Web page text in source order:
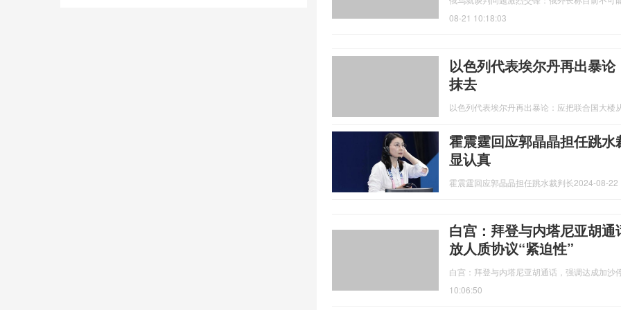
08-21 10:18:03
以色列代表埃尔丹再出暴
抹去
以色列代表埃尔丹再出暴论：应把联合国大楼
霍震霆回应郭晶晶担任跳
显认真
霍震霆回应郭晶晶担任跳水裁判长2024-08-22
白宫：拜登与内塔尼亚胡
放人质协议“紧迫性”
白宫：拜登与内塔尼亚胡通话，强调达成加沙
10:06:50